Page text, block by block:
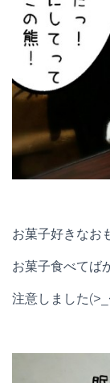
お菓子好きなお
お菓子食べてば
注意しました